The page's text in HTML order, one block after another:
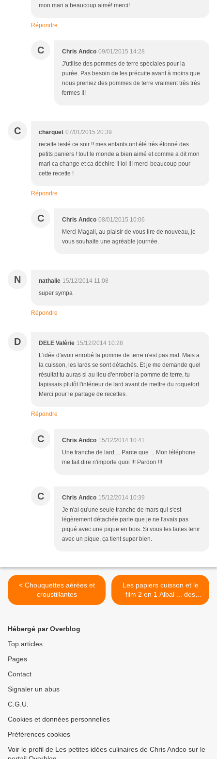
mon mari a beaucoup aimé! merci!
Répondre
C Chris Andco 09/01/2015 14:28
J'utilise des pommes de terre spéciales pour la
purée. Pas besoin de les précuite avant à moins que
nous preniez des pommes de terre vraiment très très
fermes !!!
C charquet 07/01/2015 20:39
recette testé ce soir !! mes enfants ont été très étonné des
petits paniers ! tout le monde a bien aimé et comme a dit mon
mari ca change et ca déchire !! lol !!! merci beaucoup pour
cette recette !
Répondre
C Chris Andco 08/01/2015 10:06
Merci Magali, au plaisir de vous lire de nouveau, je
vous souhaite une agréable journée.
N nathalie 15/12/2014 11:08
super sympa
Répondre
D DELE Valérie 15/12/2014 10:28
L'idée d'avoir enrobé la pomme de terre n'est pas mal. Mais a
la cuisson, les lards se sont détachés. Et je me demande quel
résultat tu auras si au lieu d'enrober la pomme de terre, tu
tapissais plutôt l'intérieur de lard avant de mettre du roquefort.
Merci pour le partage de recettes.
Répondre
C Chris Andco 15/12/2014 10:41
Une tranche de lard ... Parce que ... Mon téléphone
me fait dire n'importe quoi !!! Pardon !!!
C Chris Andco 15/12/2014 10:39
Je n'ai qu'une seule tranche de mars qui s'est
légèrement détachée parle que je ne l'avais pas
piqué avec une pique en bois. Si vous les faites tenir
avec un pique, ça tient super bien.
< Chouquettes aérées et
croustillantes
Les papiers cuisson et le
film 2 en 1 Albal ... des
produits indispensables
Hébergé par Overblog
Top articles
Pages
Contact
Signaler un abus
C.G.U.
Cookies et données personnelles
Préférences cookies
Voir le profil de Les petites idées culinaires de Chris Andco sur le